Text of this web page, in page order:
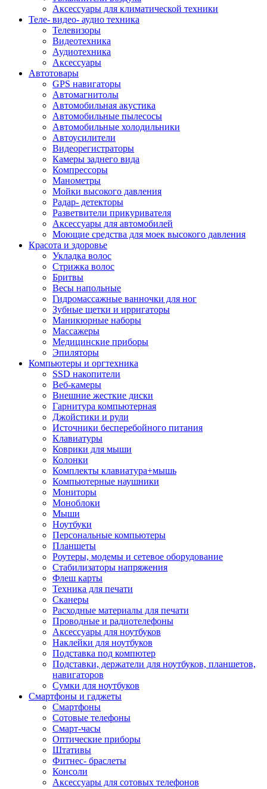
Аксессуары для климатической техники
Теле- видео- аудио техника
Телевизоры
Видеотехника
Аудиотехника
Аксессуары
Автотовары
GPS навигаторы
Автомагнитолы
Автомобильная акустика
Автомобильные пылесосы
Автомобильные холодильники
Автоусилители
Видеорегистраторы
Камеры заднего вида
Компрессоры
Манометры
Мойки высокого давления
Радар- детекторы
Разветвители прикуривателя
Аксессуары для автомобилей
Моющие средства для моек высокого давления
Красота и здоровье
Укладка волос
Стрижка волос
Бритвы
Весы напольные
Гидромассажные ванночки для ног
Зубные щетки и ирригаторы
Маникюрные наборы
Массажеры
Медицинские приборы
Эпиляторы
Компьютеры и оргтехника
SSD накопители
Веб-камеры
Внешние жесткие диски
Гарнитура компьютерная
Джойстики и рули
Источники бесперебойного питания
Клавиатуры
Коврики для мыши
Колонки
Комплекты клавиатура+мышь
Компьютерные наушники
Мониторы
Моноблоки
Мыши
Ноутбуки
Персональные компьютеры
Планшеты
Роутеры, модемы и сетевое оборудование
Стабилизаторы напряжения
Флеш карты
Техника для печати
Сканеры
Расходные материалы для печати
Проводные и радиотелефоны
Аксессуары для ноутбуков
Наклейки для ноутбуков
Подставка под компютер
Подставки, держатели для ноутбуков, планшетов,
навигаторов
Сумки для ноутбуков
Смартфоны и гаджеты
Смартфоны
Сотовые телефоны
Смарт-часы
Оптические приборы
Штативы
Фитнес- браслеты
Консоли
Аксессуары для сотовых телефонов